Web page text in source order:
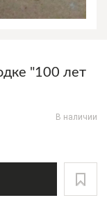
"100 лет
В наличии